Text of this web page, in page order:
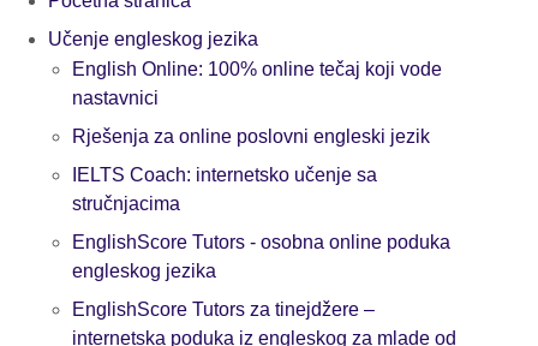
Učenje engleskog jezika
English Online: 100% online tečaj koji vode
nastavnici
Rješenja za online poslovni engleski jezik
IELTS Coach: internetsko učenje sa
stručnjacima
EnglishScore Tutors - osobna online poduka
engleskog jezika
EnglishScore Tutors za tinejdžere –
internetska poduka iz engleskog za mlade od